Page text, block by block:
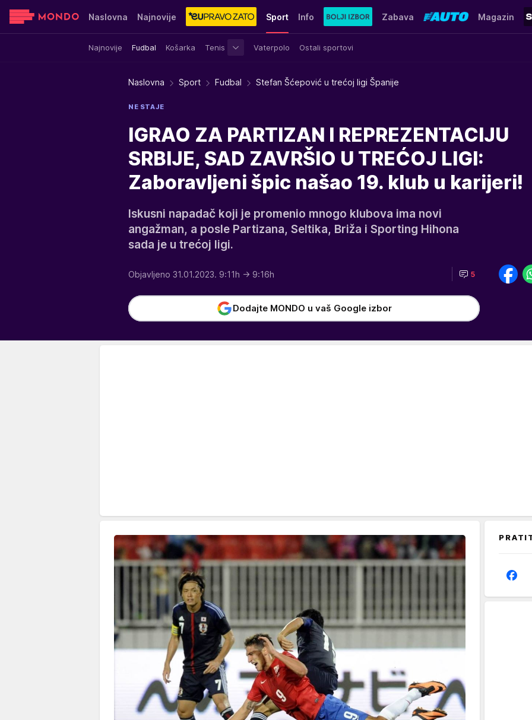
Naslovna Najnovije Sport
Najnovije Fudbal Košarka Tenis Vaterpolo Ostali sportovi
Info Zabava Magazin
Sensa Stvar ukusa Yumama
Naslovna Sport Fudbal Stefan Šćepović u trećoj ligi Španije
NE STAJE
IGRAO ZA PARTIZAN I REPREZENTACIJU
SRBIJE, SAD ZAVRŠIO U TREĆOJ LIGI:
Zaboravljeni špic našao 19. klub u karijeri!
Iskusni napadač koji je promenio mnogo klubova ima novi
angažman, a posle Partizana, Seltika, Briža i Sporting Hihona
sada je u trećoj ligi.
Objavljeno 31.01.2023. 9:11h → 9:16h 5
Dodajte MONDO u vaš Google izbor